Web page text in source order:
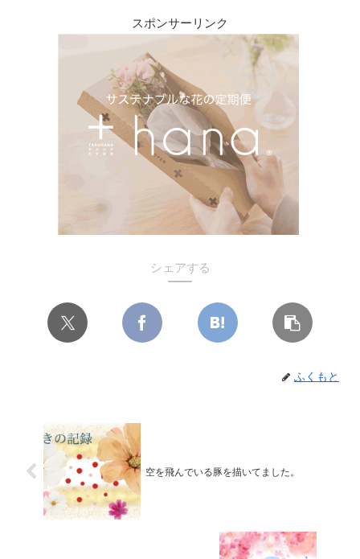
スポンサーリンク
シェアする
ふくもと
空を飛んでいる豚を描いてました。